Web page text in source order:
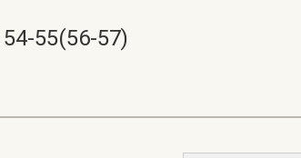
55(56-57)